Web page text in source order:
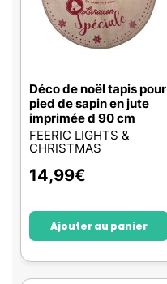
Déco de noël tapis pour
pied de sapin en jute
imprimée d 90 cm
FEERIC LIGHTS &
CHRISTMAS
14,99€
Ajouter au panier